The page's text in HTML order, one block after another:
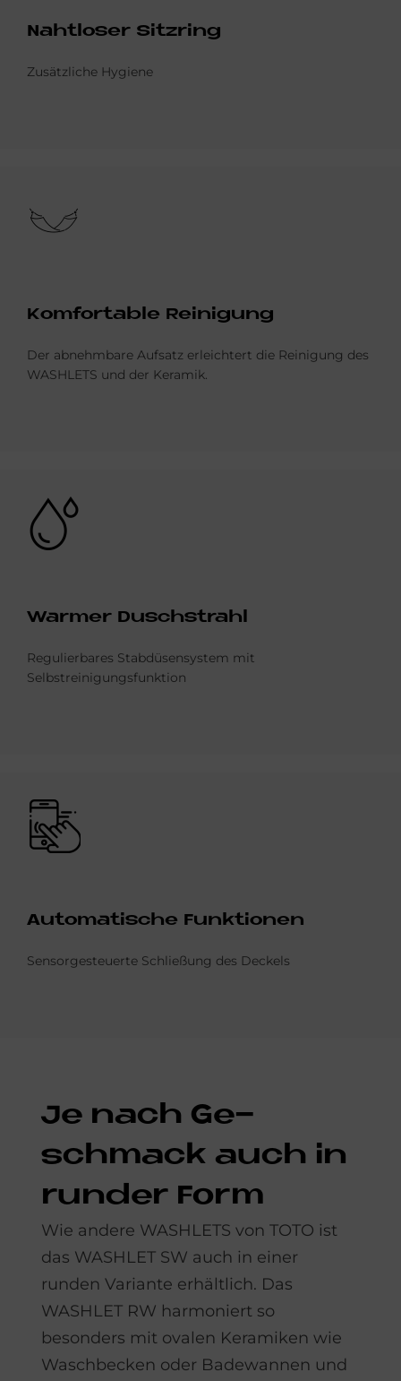
Naht­lo­ser Sitz­ring
Zusätzliche Hygiene
Kom­for­ta­b­le Rei­ni­gung
Der abnehmbare Aufsatz erleichtert die Reinigung des
WASHLETS und der Keramik.
Bild
War­mer Dusch­strahl
Regulierbares Stabdüsensystem mit
Selbstreinigungsfunktion
Bild
Au­to­ma­ti­sche Funk­tio­nen
Sensorgesteuerte Schließung des Deckels
Je nach Ge­
schmack auch in
run­der Form
Wie andere WASHLETS von TOTO ist
das WASHLET SW auch in einer
runden Variante erhältlich. Das
WASHLET RW harmoniert so
besonders mit ovalen Keramiken wie
Waschbecken oder Badewannen und